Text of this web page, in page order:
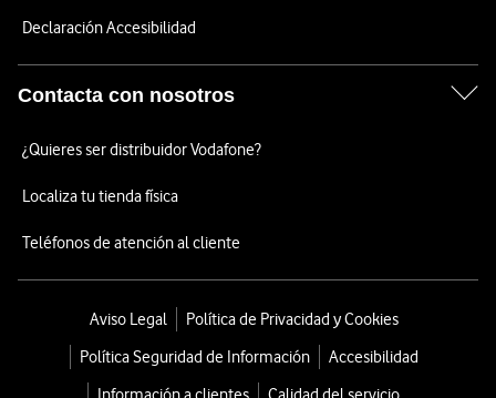
Declaración Accesibilidad
Contacta con nosotros
¿Quieres ser distribuidor Vodafone?
Localiza tu tienda física
Teléfonos de atención al cliente
Aviso Legal
Política de Privacidad y Cookies
Política Seguridad de Información
Accesibilidad